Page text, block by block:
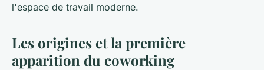
l'espace de travail moderne.
Les origines et la première
apparition du coworking